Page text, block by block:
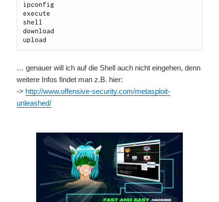
ipconfig
execute
shell
download
upload
… genauer will ich auf die Shell auch nicht eingehen, denn
weitere Infos findet man z.B. hier:
-> http://www.offensive-security.com/metasploit-
unleashed/